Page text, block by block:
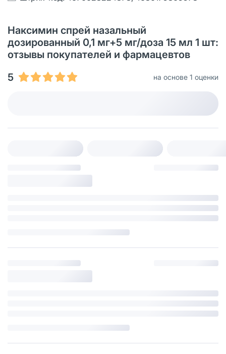
Наксимин спрей назальный
дозированный 0,1 мг+5 мг/доза 15 мл 1 шт:
отзывы покупателей и фармацевтов
5
на основе 1 оценки